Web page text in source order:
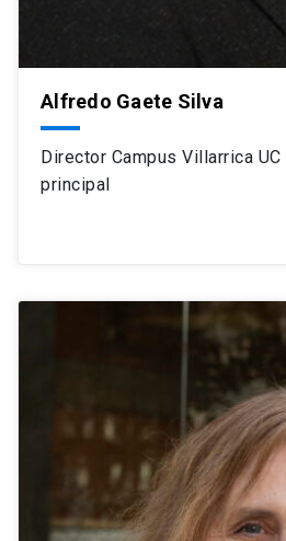
Alfredo Gaete Silva
Director Campus Villarrica
principal